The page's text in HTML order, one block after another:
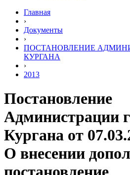
Главная
›
Документы
›
ПОСТАНОВЛЕНИЕ
КУРГАНА
›
2013
Постановление
Администрации
Кургана от
О внесении